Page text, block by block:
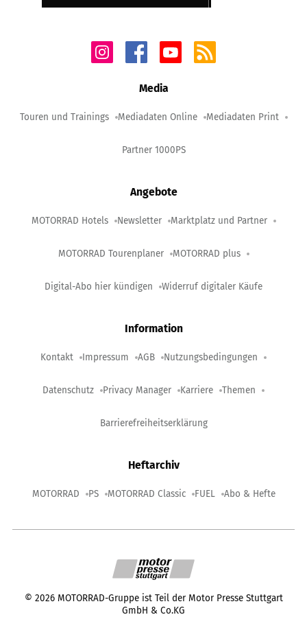
Media
Touren und Trainings Mediadaten Online Mediadaten Print
Partner 1000PS
Angebote
MOTORRAD Hotels Newsletter Marktplatz und Partner
MOTORRAD Tourenplaner MOTORRAD plus
Digital-Abo hier kündigen Widerruf digitaler Käufe
Information
Kontakt Impressum AGB Nutzungsbedingungen
Datenschutz Privacy Manager Karriere Themen
Barrierefreiheitserklärung
Heftarchiv
MOTORRAD PS MOTORRAD Classic FUEL Abo & Hefte
© 2026 MOTORRAD-Gruppe ist Teil der Motor Presse Stuttgart
GmbH & Co.KG